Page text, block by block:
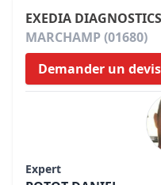
EXEDIA
MARCHAMP (01680)
Demander un devis
Expert